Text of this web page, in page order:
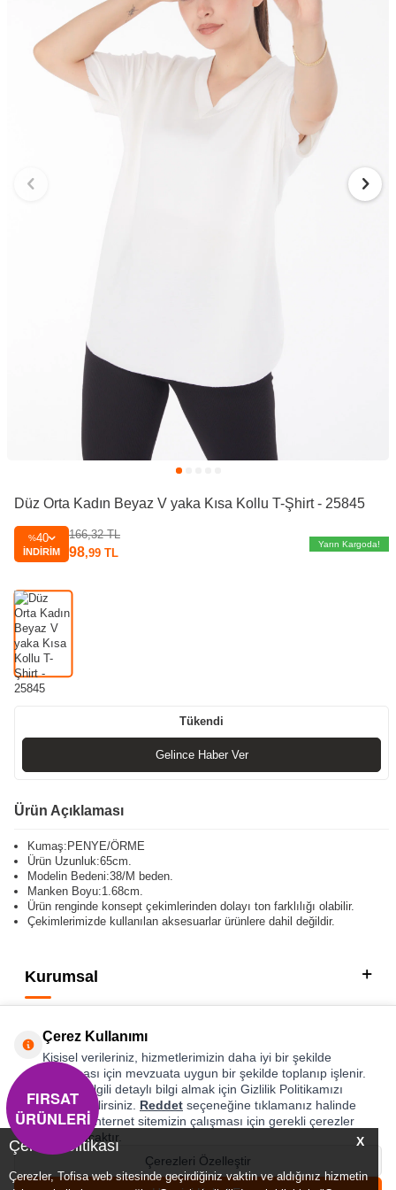
X
Çerez Politikası
Çerezler, Tofisa web sitesinde geçirdiğiniz vaktin ve aldığınız hizmetin
Düz Orta Kadın Beyaz V yaka Kısa Kollu T-Şhirt - 25845
%40
İNDIRIM
166,32TL
98,99 TL
Yarın Kargoda!
Tükendi
Gelince Haber Ver
Ürün Açıklaması
Kumaş:PENYE/ÖRME
Ürün Uzunluk:65cm.
Modelin Bedeni:38/M beden.
Manken Boyu:1.68cm.
Ürün renginde konsept çekimlerinden dolayı ton farklılığı olabilir.
Çekimlerimizde kullanılan aksesuarlar ürünlere dahil değildir.
Kurumsal
Hızlı Erişim
Sosyal
Adres & İletişim
Çerez Kullanımı
Kişisel verileriniz, hizmetlerimizin daha iyi bir şekilde
sunulması için mevzuata uygun bir şekilde toplanıp işlenir.
Konuyla ilgili detaylı bilgi almak için Gizlilik Politikamızı
inceleyebilirsiniz. Reddet seçeneğine tıklamanız halinde
yalnızca internet sitemizin çalışması için gerekli çerezler
kullanılacaktır.
Çerezleri Özelleştir
FIRSAT
ÜRÜNLERİ